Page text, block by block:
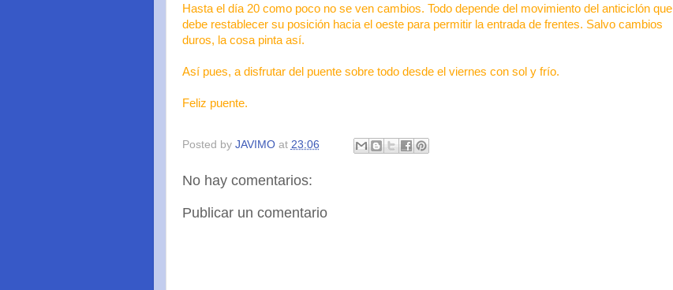
Hasta el día 20 como poco no se ven cambios. Todo depende del movimiento del anticiclón que
debe restablecer su posición hacia el oeste para permitir la entrada de frentes. Salvo cambios
duros, la cosa pinta así.
Así pues, a disfrutar del puente sobre todo desde el viernes con sol y frío.
Feliz puente.
Posted by JAVIMO at 23:06
No hay comentarios:
Publicar un comentario